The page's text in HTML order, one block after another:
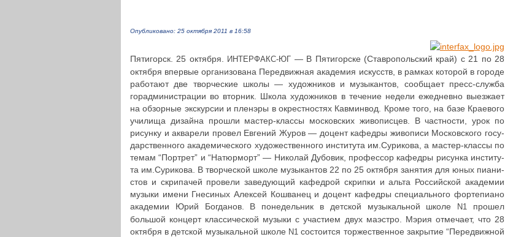
Опубликовано: 25 октября 2011 в 16:58
Пяти­горск. 25 октября. ИНТЕРФАКС-ЮГ — В Пяти­гор­ске (Став­ро­поль­ский край) с 21 по 28
октября впервые орга­ни­зо­ва­на Пере­движ­ная ака­де­мия искусств, в рамках которой в городе
рабо­та­ют две твор­че­ские школы — худож­ни­ков и музы­кан­тов, сооб­ща­ет пресс-служба
горад­ми­ни­стра­ции во вторник. Школа худож­ни­ков в течение недели еже­днев­но выез­жа­ет
на обзор­ные экс­кур­сии и пленэры в окрест­но­стях Кав­мин­вод. Кроме того, на базе Кра­е­во­го
училища дизайна прошли мастер-классы мос­ков­ских живо­пис­цев. В част­но­сти, урок по
рисунку и аква­ре­ли провел Евгений Журов — доцент кафедры живо­пи­си Мос­ков­ско­го госу­
дар­ствен­но­го ака­де­ми­че­ско­го худо­же­ствен­но­го инсти­ту­та им.Сурикова, а мастер-классы по
темам “Портрет” и “Натюр­морт” — Николай Дубовик, про­фес­сор кафедры рисунка инсти­ту­
та им.Сурикова. В твор­че­ской школе музы­кан­тов 22 по 25 октября занятия для юных пиа­ни­
стов и скри­па­чей провели заве­ду­ю­щий кафед­рой скрипки и альта Рос­сий­ской ака­де­мии
музыки имени Гне­си­ных Алексей Кош­ва­нец и доцент кафедры спе­ци­аль­но­го фор­те­пи­а­но
ака­де­мии Юрий Бог­да­нов. В поне­дель­ник в детской музы­каль­ной школе
N1
прошел
большой концерт клас­си­че­ской музыки с уча­сти­ем двух маэстро. Мэрия отме­ча­ет, что 28
октября в детской музы­каль­ной школе N1 состо­ит­ся тор­же­ствен­ное закры­тие “Пере­движ­ной